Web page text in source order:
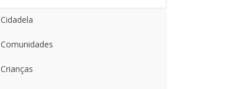
Cidadela
Comunidades
Crianças